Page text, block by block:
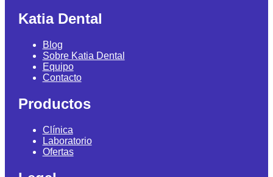
Katia Dental
Blog
Sobre Katia Dental
Equipo
Contacto
Productos
Clínica
Laboratorio
Ofertas